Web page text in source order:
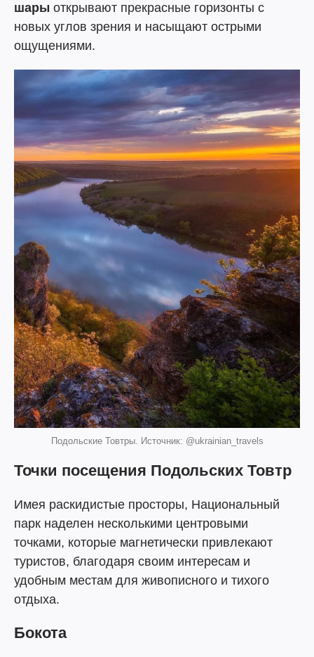
шары открывают прекрасные горизонты с
новых углов зрения и насыщают острыми
ощущениями.
Подольские Товтры. Источник: @ukrainian_travels
Точки посещения Подольских Товтр
Имея раскидистые просторы, Национальный
парк наделен несколькими центровыми
точками, которые магнетически привлекают
туристов, благодаря своим интересам и
удобным местам для живописного и тихого
отдыха.
Бокота